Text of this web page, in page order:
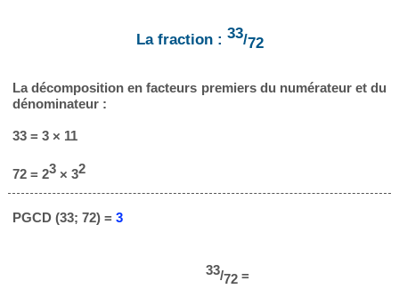
La fraction : 33/72
La décomposition en facteurs premiers du numérateur et du
dénominateur :
33 = 3 × 11
72 = 23× 32
PGCD (33; 72) = 3
33/72=